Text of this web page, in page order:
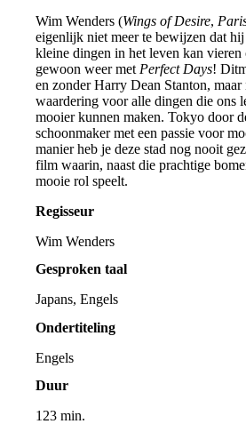
Wim Wenders (Wings of Desire,
eigenlijk niet meer te bewijzen dat hij
kleine dingen in het leven kan vieren
gewoon weer met Perfect Days!
en zonder Harry Dean Stanton, maar
waardering voor alle dingen die ons
mooier kunnen maken. Tokyo door
schoonmaker met een passie voor
manier heb je deze stad nog nooit
film waarin, naast die prachtige
mooie rol speelt.
Regisseur
Wim Wenders
Gesproken taal
Japans, Engels
Ondertiteling
Engels
Duur
123 min.